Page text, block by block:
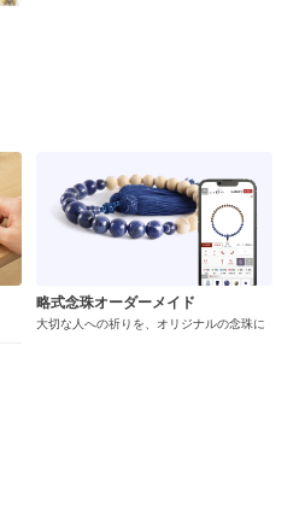
略式念珠オーダーメイド
大切な人への祈りを、オリジナルの念珠に